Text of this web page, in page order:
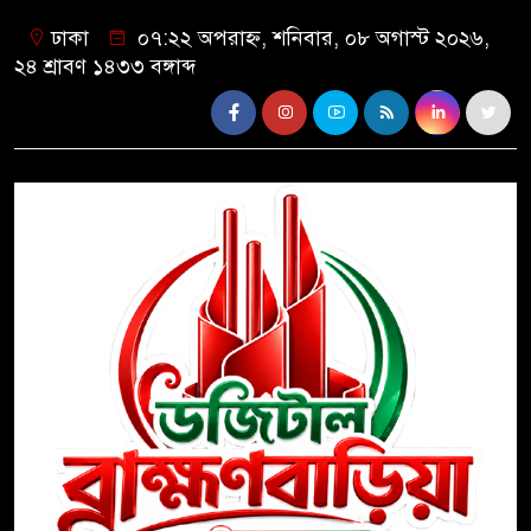
ঢাকা
০৭:২২ অপরাহ্ন, শনিবার, ০৮ অগাস্ট ২০২৬,
২৪ শ্রাবণ ১৪৩৩ বঙ্গাব্দ